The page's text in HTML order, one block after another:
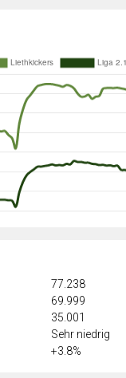
77.238
69.999
35.001
Sehr niedrig
+3.8%